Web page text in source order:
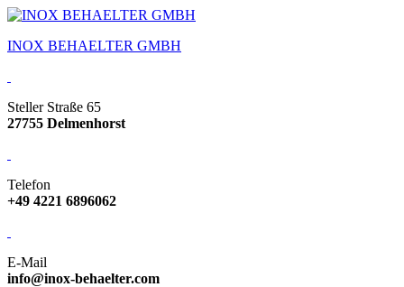
INOX BEHAELTER GMBH
Steller Straße 65
27755 Delmenhorst
Telefon
+49 4221 6896062
E-Mail
info@inox-behaelter.com